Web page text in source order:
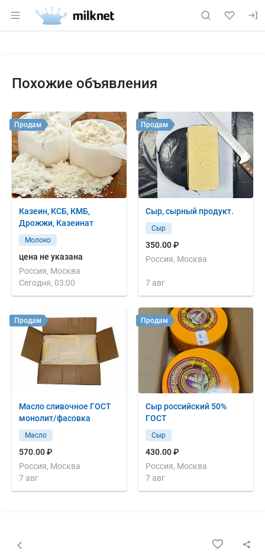
Раздел навигации по сайту milknet.ru
Похожие объявления
Казеин, КСБ, КМБ,
Дрожжи, Казеинат
Молоко
цена не указана
Россия, Москва
Сегодня, 03:00
Продам
Сыр, сырный продукт.
Сыр
350.00 ₽
Россия, Москва
7 авг
Продам
Масло сливочное ГОСТ
монолит/фасовка
Масло
570.00 ₽
Россия, Москва
7 авг
Продам
Сыр российский 50%
ГОСТ
Сыр
430.00 ₽
Россия, Москва
7 авг
Продам
Назад к списку объявлений